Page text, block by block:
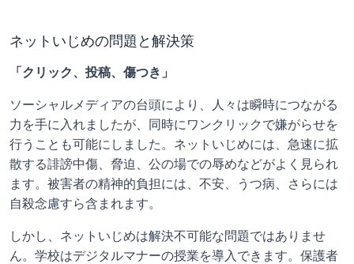
ネットいじめの問題と解決策
「クリック、投稿、傷つき」
ソーシャルメディアの台頭により、人々は瞬時につながる
力を手に入れましたが、同時にワンクリックで嫌がらせを
行うことも可能にしました。ネットいじめには、急速に拡
散する誹謗中傷、脅迫、公の場での辱めなどがよく見られ
ます。被害者の精神的負担には、不安、うつ病、さらには
自殺念慮すら含まれます。
しかし、ネットいじめは解決不可能な問題ではありませ
ん。学校はデジタルマナーの授業を導入できます。保護者